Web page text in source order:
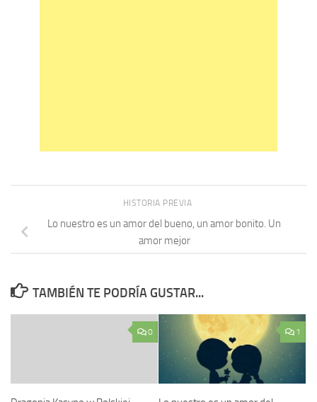
HISTORIA PREVIA
Lo nuestro es un amor del bueno, un amor bonito. Un
amor mejor
TAMBIÉN TE PODRÍA GUSTAR...
0 1